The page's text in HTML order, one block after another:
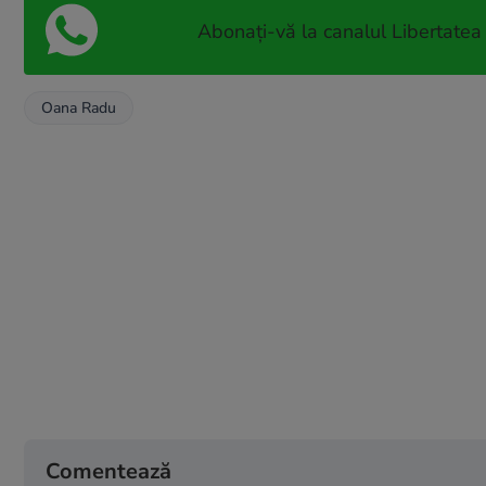
Abonați-vă la canalul
Oana Radu
Comentează